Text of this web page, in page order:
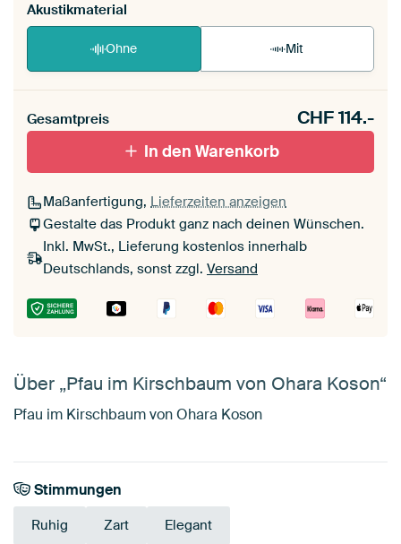
Akustikmaterial
Ohne Mit
Gesamtpreis CHF114.-
In den Warenkorb
Maßanfertigung, Lieferzeiten anzeigen
Gestalte das Produkt ganz nach deinen Wünschen.
Inkl. MwSt., Lieferung kostenlos innerhalb
Deutschlands, sonst zzgl. Versand
Über „Pfau im Kirschbaum von Ohara Koson“
Pfau im Kirschbaum von Ohara Koson
Stimmungen
Ruhig Zart Elegant